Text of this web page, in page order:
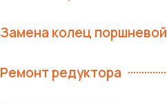
Замена колец поршневой
Ремонт редуктора